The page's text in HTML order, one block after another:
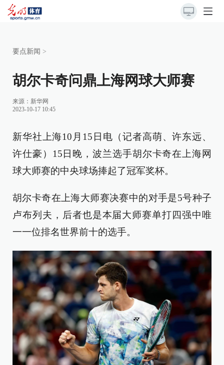
要点新闻 >
胡尔卡奇问鼎上海网球大师赛
来源： 新华网
2023-10-17 10:45
新华社上海10月15日电（记者高萌、许东远、
许仕豪）15日晚，波兰选手胡尔卡奇在上海网
球大师赛的中央球场捧起了冠军奖杯。
胡尔卡奇在上海大师赛决赛中的对手是5号种子
卢布列夫，后者也是本届大师赛单打四强中唯
一一位排名世界前十的选手。